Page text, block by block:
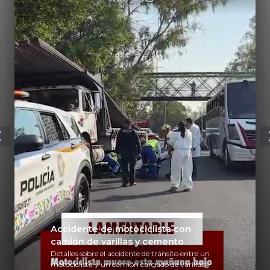
Accidente de motociclista con
camión de varillas y cemento
Detalles sobre el accidente de tránsito entre un
motociclista y un camión cargado de varillas y